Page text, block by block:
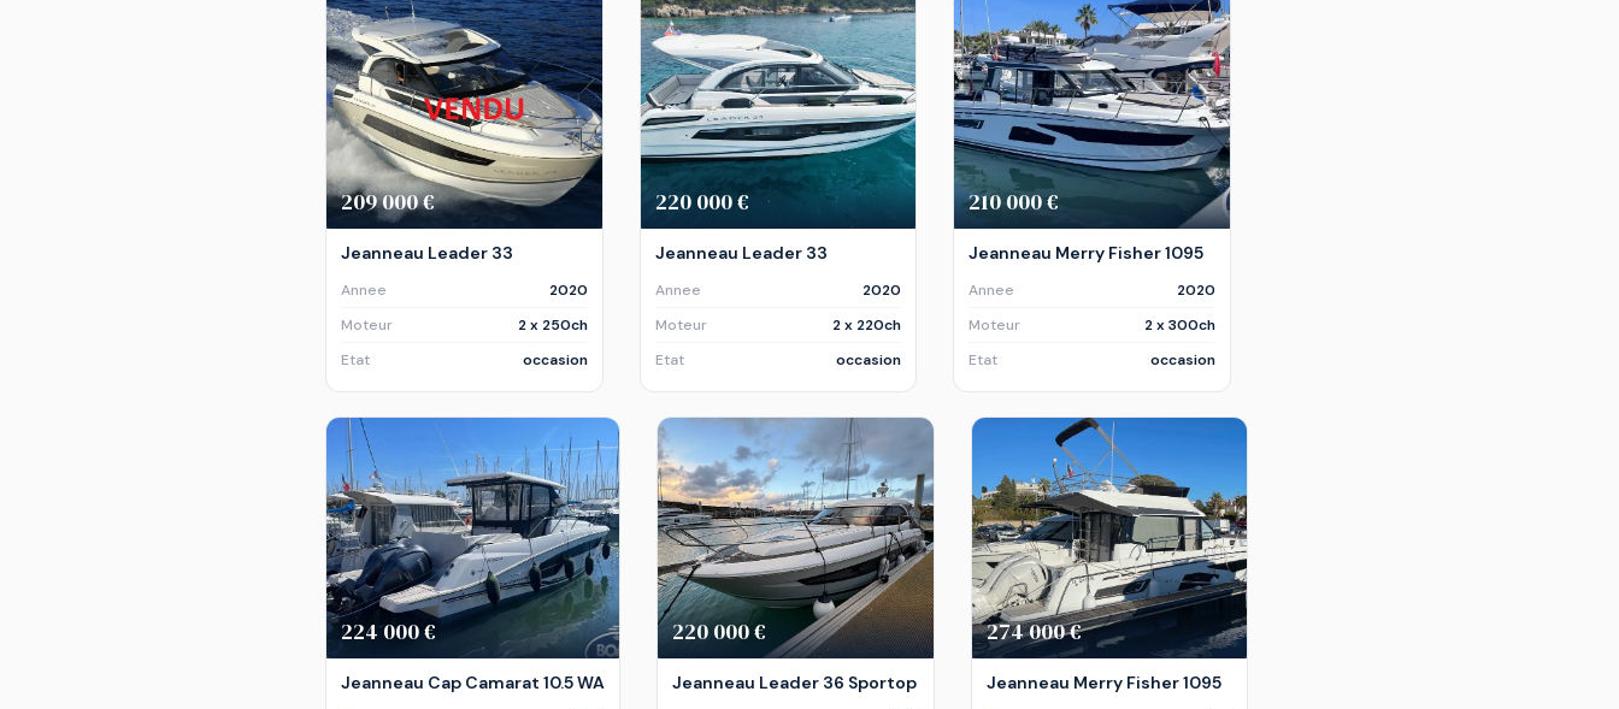
209 000 €
Jeanneau Leader 33
Annee
2020
Moteur
2 x 250ch
Etat
occasion
220 000 €
Jeanneau Leader 33
Annee
2020
Moteur
2 x 220ch
Etat
occasion
210 000 €
Jeanneau Merry Fisher 1095
Annee
2020
Moteur
2 x 300ch
Etat
occasion
224 000 €
Jeanneau Cap Camarat 10.5 WA
220 000 €
Jeanneau Leader 36 Sportop
274 000 €
Jeanneau Merry Fisher 1095